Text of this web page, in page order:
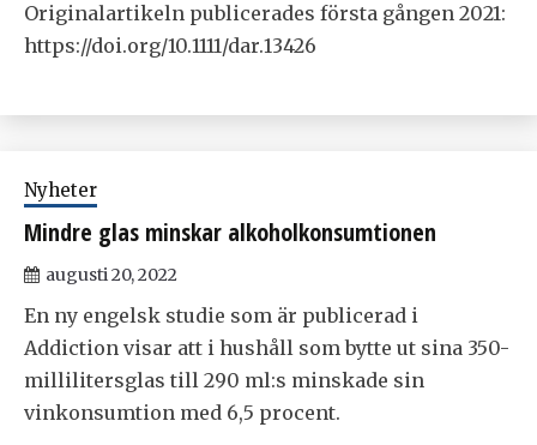
Originalartikeln publicerades första gången 2021:
https://doi.org/10.1111/dar.13426
Nyheter
Mindre glas minskar alkoholkonsumtionen
augusti 20, 2022
En ny engelsk studie som är publicerad i
Addiction visar att i hushåll som bytte ut sina 350-
millilitersglas till 290 ml:s minskade sin
vinkonsumtion med 6,5 procent.